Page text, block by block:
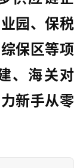
园、保税
保区等项
、海关对
新手从零